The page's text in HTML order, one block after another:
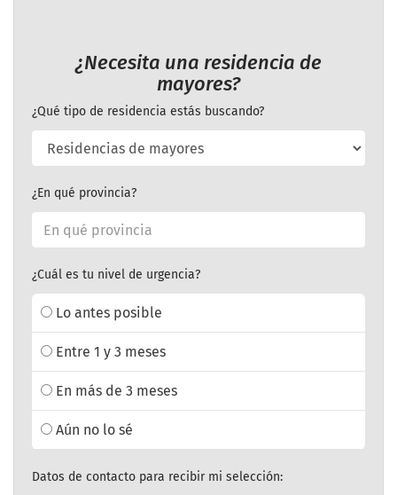
¿Necesita una residencia de
mayores?
¿Qué tipo de residencia estás buscando?
¿En qué provincia?
¿Cuál es tu nivel de urgencia?
Lo antes posible
Entre 1 y 3 meses
En más de 3 meses
Aún no lo sé
Datos de contacto para recibir mi selección: